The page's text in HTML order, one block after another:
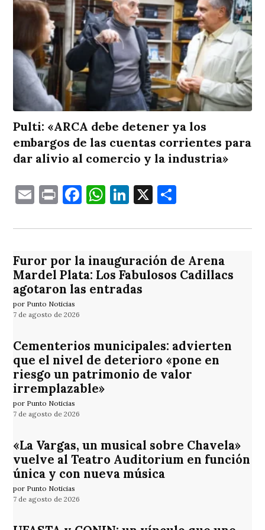
Pulti: «ARCA debe detener ya los
embargos de las cuentas corrientes para
dar alivio al comercio y la industria»
EmailPrintFacebook
WhatsApp
LinkedIn
X
Furor por la inauguración de Arena
Mardel Plata: Los Fabulosos Cadillacs
agotaron las entradas
por Punto Noticias
7 de agosto de 2026
Cementerios municipales: advierten
que el nivel de deterioro «pone en
riesgo un patrimonio de valor
irremplazable»
por Punto Noticias
7 de agosto de 2026
«La Vargas, un musical sobre Chavela»
vuelve al Teatro Auditorium en función
única y con nueva música
por Punto Noticias
7 de agosto de 2026